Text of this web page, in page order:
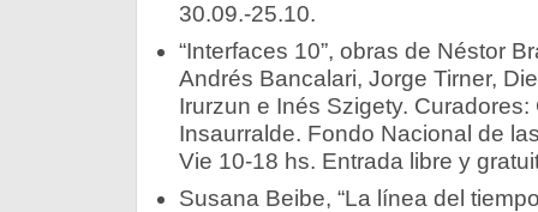
30.09.-25.10.
“Interfaces 10”, obras de Néstor
Andrés Bancalari, Jorge Tirner,
Irurzun e Inés Szigety.
Insaurralde. Fondo Nacional de
Vie 10-18 hs. Entrada libre y
Susana Beibe, “La línea del